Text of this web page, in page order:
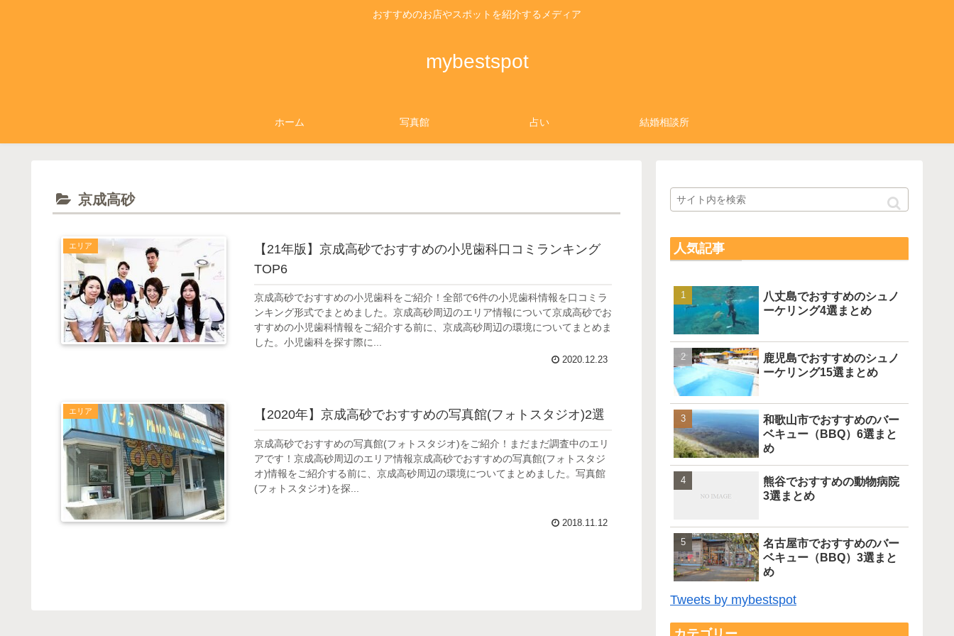
おすすめのお店やスポットを紹介するメディア
mybestspot
ホーム 写真館 占い 結婚相談所
京成高砂
エリア
【21年版】京成高砂でおすすめの小児歯科口コミランキング
TOP6
京成高砂でおすすめの小児歯科をご紹介！全部で6件の小児歯科情報を口コミラ
ンキング形式でまとめました。京成高砂周辺のエリア情報について京成高砂でお
すすめの小児歯科情報をご紹介する前に、京成高砂周辺の環境についてまとめま
した。小児歯科を探す際に...
2020.12.23
エリア 【2020年】京成高砂でおすすめの写真館(フォトスタジオ)2選
京成高砂でおすすめの写真館(フォトスタジオ)をご紹介！まだまだ調査中のエリ
アです！京成高砂周辺のエリア情報京成高砂でおすすめの写真館(フォトスタジ
オ)情報をご紹介する前に、京成高砂周辺の環境についてまとめました。写真館
(フォトスタジオ)を探...
2018.11.12
人気記事
八丈島でおすすめのシュノ
ーケリング4選まとめ
鹿児島でおすすめのシュノ
ーケリング15選まとめ
和歌山市でおすすめのバー
ベキュー（BBQ）6選まと
め
熊谷でおすすめの動物病院
3選まとめ
名古屋市でおすすめのバー
ベキュー（BBQ）3選まと
め
Tweets by mybestspot